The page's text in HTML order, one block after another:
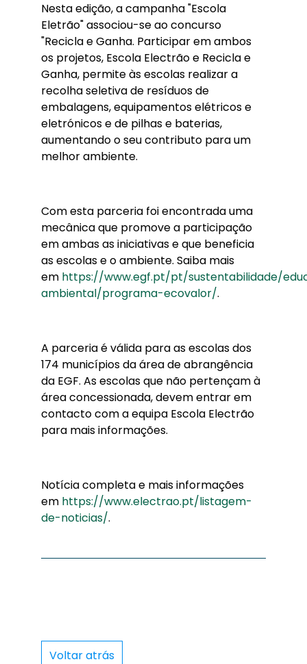
Nesta edição, a campanha "Escola
Eletrão" associou-se ao concurso
"Recicla e Ganha. Participar em ambos
os projetos, Escola Electrão e Recicla e
Ganha, permite às escolas realizar a
recolha seletiva de resíduos de
embalagens, equipamentos elétricos e
eletrónicos e de pilhas e baterias,
aumentando o seu contributo para um
melhor ambiente.
Com esta parceria foi encontrada uma
mecânica que promove a participação
em ambas as iniciativas e que beneficia
as escolas e o ambiente. Saiba mais
em https://www.egf.pt/pt/sustentabilidade/
ambiental/programa-ecovalor/.
A parceria é válida para as escolas dos
174 municípios da área de abrangência
da EGF. As escolas que não pertençam à
área concessionada, devem entrar em
contacto com a equipa Escola Electrão
para mais informações.
Notícia completa e mais informações
em https://www.electrao.pt/listagem-
de-noticias/.
Voltar atrás